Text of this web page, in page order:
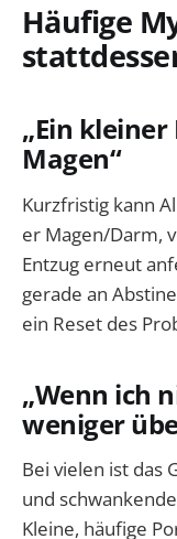
Häufige
„Ein
Magen“
Kurzfristig kann
er Magen/Darm,
Entzug erneut
gerade an
ein Reset des
„Wenn ich
weniger
Bei vielen ist das
und
Kleine, häufige